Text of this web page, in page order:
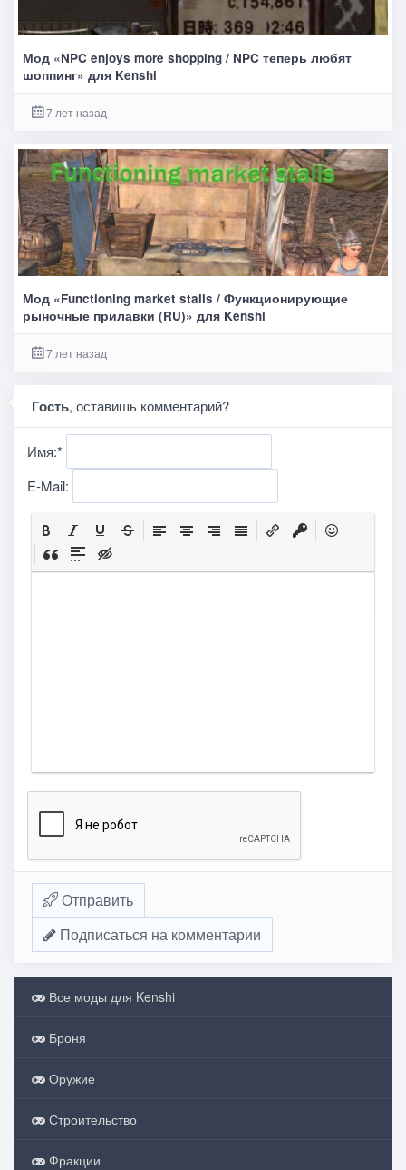
Мод «NPC enjoys more shopping / NPC теперь любят
шоппинг» для Kenshi
7 лет назад
Мод «Functioning market stalls / Функционирующие
рыночные прилавки (RU)» для Kenshi
7 лет назад
Гость, оставишь комментарий?
Имя:*
E-Mail:
Отправить
Подписаться на комментарии
Все моды для Kenshi
Броня
Оружие
Строительство
Фракции